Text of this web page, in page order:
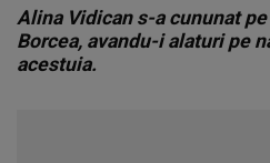
Alina Vidican s-a cununat
Borcea, avandu-i alaturi pe
acestuia.